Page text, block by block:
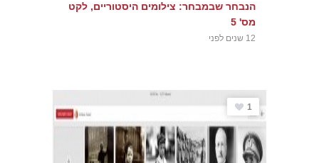
הנבחר שבמבחר: צילומים היסטוריים, לקט
מס' 5
12 שנים לפני
1